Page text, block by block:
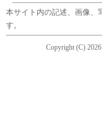
本サイト内の記述、画像、
す。
Copyright (C) 2026